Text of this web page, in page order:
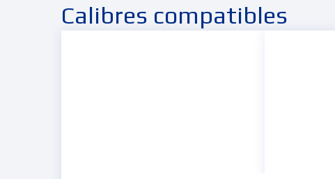
Calibres compatibles